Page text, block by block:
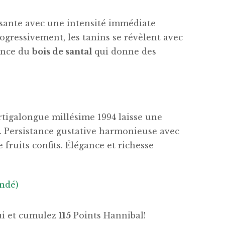
avec une intensité immédiate
les tanins se révèlent avec
dubois de santal qui donne des
millésime 1994 laisse une
gustative harmonieuse avec
fruits confits. Élégance et richesse
et cumulez115 Points Hannibal!